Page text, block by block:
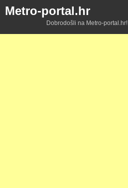
Metro-portal.hr
Dobrodošli na Metro-portal.hr!